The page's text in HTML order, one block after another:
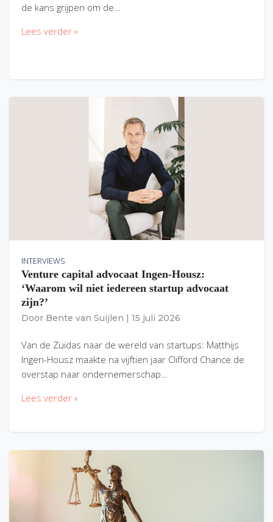
de kans grijpen om de…
Lees verder »
INTERVIEWS
Venture capital advocaat Ingen-Housz:
‘Waarom wil niet iedereen startup advocaat
zijn?’
Door Bente van Suijlen 15 juli 2026
Van de Zuidas naar de wereld van startups: Matthijs
Ingen-Housz maakte na vijftien jaar Clifford Chance de
overstap naar ondernemerschap…
Lees verder »